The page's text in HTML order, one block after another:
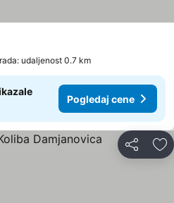
udaljenost 0.7 km
Pogledaj cene
Deli